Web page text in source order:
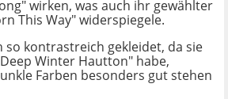
wirken, was auch ihr gewählter
This Way" widerspiegele.
so kontrastreich gekleidet, da sie
Winter Hautton" habe,
Farben besonders gut stehen